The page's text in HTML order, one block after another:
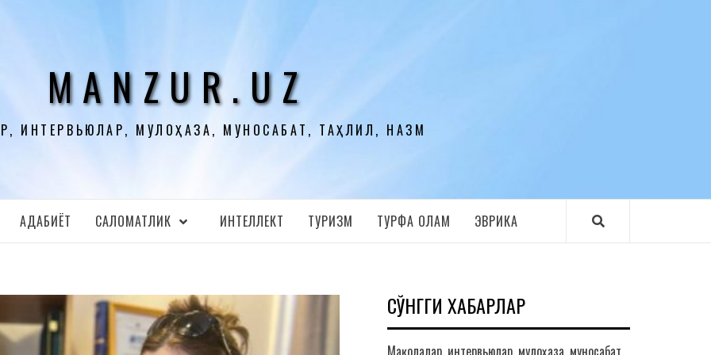
MANZUR.UZ
ИНТЕРВЬЮЛАР, МУЛОҲАЗА, МУНОСАБАТ, ТАҲЛИЛ, НАЗМ
АДАБИЁТ CАЛОМАТЛИК ИНТЕЛЛЕКТ ТУРИЗМ ТУРФА ОЛАМ ЭВРИКА
СЎНГГИ ХАБАРЛАР
Мақолалар, интервьюлар, мулоҳаза, муносабат,